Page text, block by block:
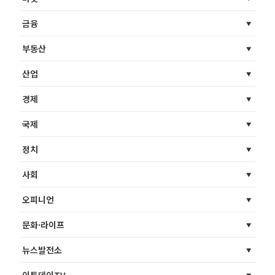
금융
부동산
산업
경제
국제
정치
사회
오피니언
문화·라이프
뉴스발전소